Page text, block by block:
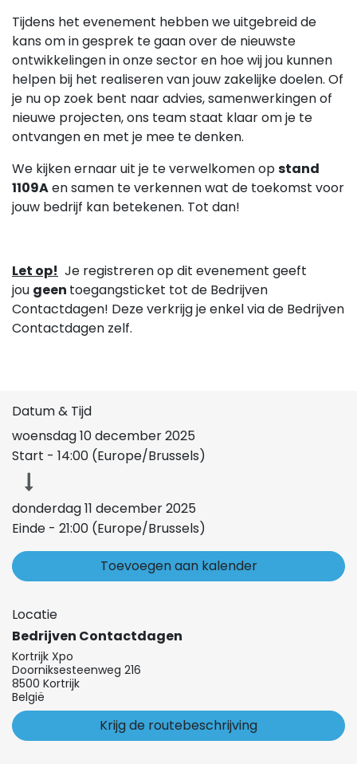
Tijdens het evenement hebben we uitgebreid de
kans om in gesprek te gaan over de nieuwste
ontwikkelingen in onze sector en hoe wij jou kunnen
helpen bij het realiseren van jouw zakelijke doelen. Of
je nu op zoek bent naar advies, samenwerkingen of
nieuwe projecten, ons team staat klaar om je te
ontvangen en met je mee te denken.
We kijken ernaar uit je te verwelkomen opstand
1109Aen samen te verkennen wat de toekomst voor
jouw bedrijf kan betekenen. Tot dan!
Let op! Je registreren op dit evenement geeft
jou geen toegangsticket tot de Bedrijven
Contactdagen! Deze verkrijg je enkel via de Bedrijven
Contactdagen zelf.
Datum & Tijd
woensdag 10 december 2025
Start - 14:00 (Europe/Brussels)
donderdag 11 december 2025
Einde - 21:00 (Europe/Brussels)
Toevoegen aan kalender
Locatie
Bedrijven Contactdagen
Kortrijk Xpo
Doorniksesteenweg 216
8500 Kortrijk
België
Krijg de routebeschrijving